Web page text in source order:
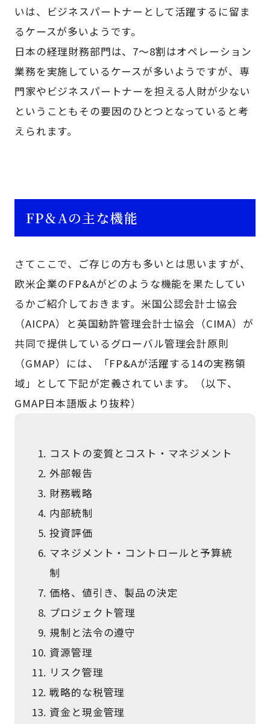
いは、ビジネスパートナーとして活躍するに留ま
るケースが多いようです。
日本の経理財務部門は、7～8割はオペレーション
業務を実施しているケースが多いようですが、専
門家やビジネスパートナーを担える人財が少ない
ということもその要因のひとつとなっていると考
えられます。
FP＆Aの主な機能
さてここで、ご存じの方も多いとは思いますが、
欧米企業のFP&Aがどのような機能を果たしてい
るかご紹介しておきます。米国公認会計士協会
（AICPA）と英国勅許管理会計士協会（CIMA）が
共同で提供しているグローバル管理会計原則
（GMAP）には、「FP&Aが活躍する14の実務領
域」として下記が定義されています。（以下、
GMAP日本語版より抜粋）
コストの変質とコスト・マネジメント
外部報告
財務戦略
内部統制
投資評価
マネジメント・コントロールと予算統
制
価格、値引き、製品の決定
プロジェクト管理
規制と法令の遵守
資源管理
リスク管理
戦略的な税管理
資金と現金管理